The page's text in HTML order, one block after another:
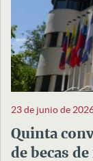
23 de junio de
Quinta
de becas